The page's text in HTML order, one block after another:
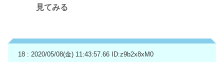
見てみる
18 : 2020/05/08(金) 11:43:57.66 ID:z9b2x8xM0